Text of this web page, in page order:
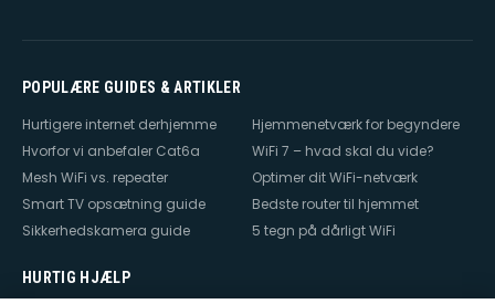
POPULÆRE GUIDES & ARTIKLER
Hurtigere internet derhjemme
Hjemmenetværk for begyndere
Hvorfor vi anbefaler Cat6a
WiFi 7 – hvad skal du vide?
Mesh WiFi vs. repeater
Optimer dit WiFi-netværk
Smart TV opsætning guide
Bedste router til hjemmet
Sikkerhedskamera guide
5 tegn på dårligt WiFi
HURTIG HJÆLP